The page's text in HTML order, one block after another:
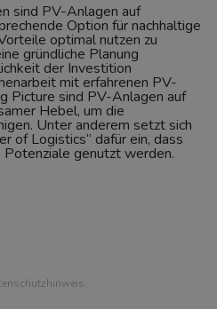
sind PV-Anlagen auf
Option für nachhaltige
optimal nutzen zu
gründliche Planung
der Investition
mit erfahrenen PV-
Picture sind PV-Anlagen auf
Hebel, um die
Unter anderem setzt sich
of Logistics“ dafür ein, dass
genutzt werden.